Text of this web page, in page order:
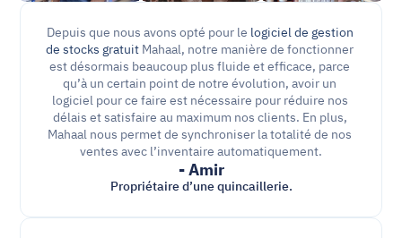
Depuis que nous avons opté pour le logiciel de gestion
de stocks gratuit Mahaal, notre manière de fonctionner
est désormais beaucoup plus fluide et efficace, parce
qu’à un certain point de notre évolution, avoir un
logiciel pour ce faire est nécessaire pour réduire nos
délais et satisfaire au maximum nos clients. En plus,
Mahaal nous permet de synchroniser la totalité de nos
ventes avec l’inventaire automatiquement.
- Amir
Propriétaire d’une quincaillerie.